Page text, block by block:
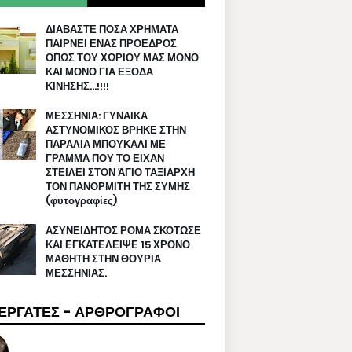
ΔΙΑΒΑΣΤΕ ΠΟΣΑ ΧΡΗΜΑΤΑ
ΠΑΙΡΝΕΙ ΕΝΑΣ ΠΡΟΕΔΡΟΣ
ΟΠΩΣ ΤΟΥ ΧΩΡΙΟΥ ΜΑΣ ΜΟΝΟ
ΚΑΙ ΜΟΝΟ ΓΙΑ ΕΞΟΔΑ
ΚΙΝΗΣΗΣ…!!!!
ΜΕΣΣΗΝΙΑ: ΓΥΝΑΙΚΑ
ΑΣΤΥΝΟΜΙΚΟΣ ΒΡΗΚΕ ΣΤΗΝ
ΠΑΡΑΛΙΑ ΜΠΟΥΚΑΛΙ ΜΕ
ΓΡΑΜΜΑ ΠΟΥ ΤΟ ΕΙΧΑΝ
ΣΤΕΙΛΕΙ ΣΤΟΝ ΆΓΙΟ ΤΑΞΙΑΡΧΗ
ΤΟΝ ΠΑΝΟΡΜΙΤΗ ΤΗΣ ΣΥΜΗΣ
(φυτογραφίες)
ΑΣΥΝΕΙΔΗΤΟΣ ΡΟΜΑ ΣΚΟΤΩΣΕ
ΚΑΙ ΕΓΚΑΤΕΛΕΙΨΕ 15 ΧΡΟΝΟ
ΜΑΘΗΤΗ ΣΤΗΝ ΘΟΥΡΙΑ
ΜΕΣΣΗΝΙΑΣ.
- ΑΡΘΡΟΓΡΑΦΟΙ